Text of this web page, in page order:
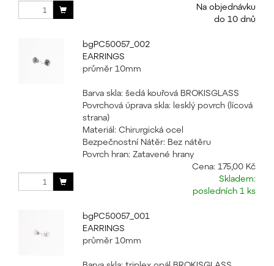
Na objednávku
do 10 dnů
bgPC50057_002
EARRINGS
průměr 10mm
Barva skla: šedá kouřová BROKISGLASS
Povrchová úprava skla: lesklý povrch (lícová
strana)
Materiál: Chirurgická ocel
Bezpečnostní Nátěr: Bez nátěru
Povrch hran: Zatavené hrany
Cena: 175,00 Kč
Skladem:
posledních 1 ks
bgPC50057_001
EARRINGS
průměr 10mm